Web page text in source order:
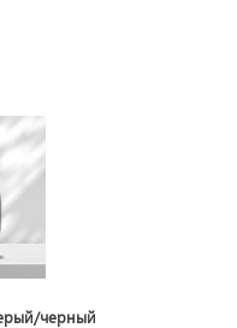
черный